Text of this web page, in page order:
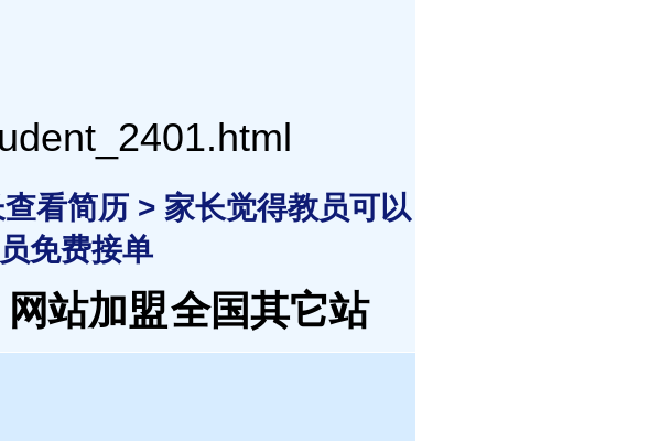
看简历 > 家长觉得教员可以
免费接单
网站加盟全国其它站